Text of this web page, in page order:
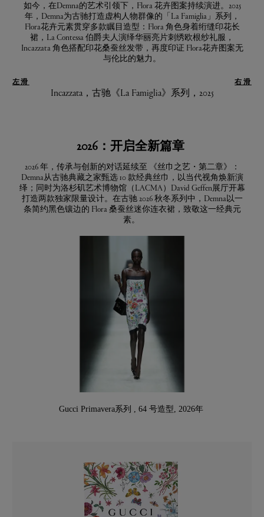
如今，在Demna的艺术引领下，Flora 花卉图案持续演进。2025
年，Demna为古驰打造虚构人物群像的「La Famiglia」系列，
Flora花卉元素贯穿多款瞩目造型：Flora 角色身着绗缝印花长
裙，La Contessa 伯爵夫人演绎华丽亮片刺绣欧根纱礼服，
Incazzata 角色搭配印花桑蚕丝发带，再度印证 Flora花卉图案无
与伦比的魅力。
左滑 右滑
Incazzata，古驰《La Famiglia》系列，2025
2026：开启全新篇章
2026 年，传承与创新的对话延续至 《丝巾之艺・第二章》：
Demna从古驰典藏之家甄选 10 款经典丝巾，以当代视角焕新演
绎；同时为洛杉矶艺术博物馆（LACMA）David Geffen展厅开幕
打造两款独家限量设计。在古驰 2026 秋冬系列中，Demna以一
条简约黑色镶边的 Flora 桑蚕丝迷你连衣裙，致敬这一经典元
素。
Gucci Primavera系列 , 64 号造型, 2026年